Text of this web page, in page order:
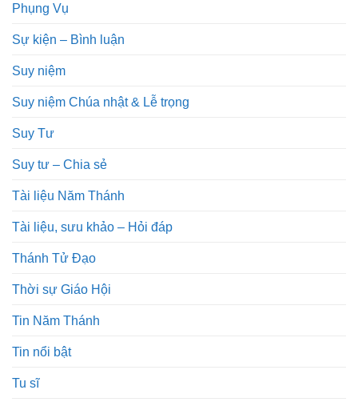
Phụng Vụ
Sự kiện – Bình luận
Suy niệm
Suy niệm Chúa nhật & Lễ trọng
Suy Tư
Suy tư – Chia sẻ
Tài liệu Năm Thánh
Tài liệu, sưu khảo – Hỏi đáp
Thánh Tử Đạo
Thời sự Giáo Hội
Tin Năm Thánh
Tin nổi bật
Tu sĩ